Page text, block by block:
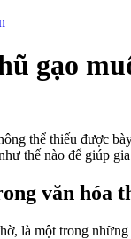
gạo
thể thiếu được
thế nào để giúp
văn hóa
là một trong